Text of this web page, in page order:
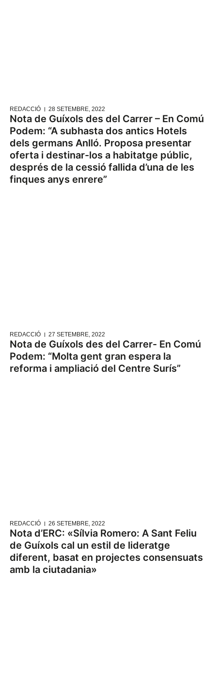
REDACCIÓ 28 SETEMBRE, 2022
Nota de Guíxols des del Carrer – En Comú
Podem: “A subhasta dos antics Hotels
dels germans Anlló. Proposa presentar
oferta i destinar-los a habitatge públic,
després de la cessió fallida d’una de les
finques anys enrere”
REDACCIÓ 27 SETEMBRE, 2022
Nota de Guíxols des del Carrer- En Comú
Podem: “Molta gent gran espera la
reforma i ampliació del Centre Surís”
REDACCIÓ 26 SETEMBRE, 2022
Nota d’ERC: «Sílvia Romero: A Sant Feliu
de Guíxols cal un estil de lideratge
diferent, basat en projectes consensuats
amb la ciutadania»